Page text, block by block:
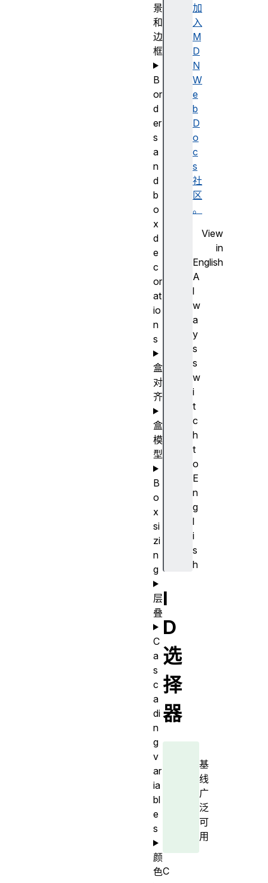
加
入
M
D
N
W
e
b
D
o
c
s
社
区
。
View
in
English
A
l
w
a
y
s
s
w
i
t
c
h
t
o
E
n
g
l
i
s
h
I
D
选
择
器
基
线
广
泛
可
用
C
景
和
边
框
B
or
d
er
s
a
n
d
b
o
x
d
e
c
or
at
io
n
s
盒
对
齐
盒
模
型
B
o
x
si
zi
n
g
层
叠
C
a
s
c
a
di
n
g
v
ar
ia
bl
e
s
颜
色